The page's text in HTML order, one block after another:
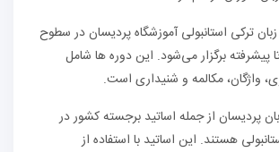
ترکی استانبولی آموزشگاه پردیسان در سطوح
پیشرفته برگزار می‌شود. این دوره‌ ها شامل
واژگان، مکالمه و شنیداری است.
پردیسان از جمله اساتید برجسته کشور در
هستند. این اساتید با استفاده از